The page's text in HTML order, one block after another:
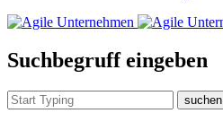
Suchbegruff eingeben
suchen